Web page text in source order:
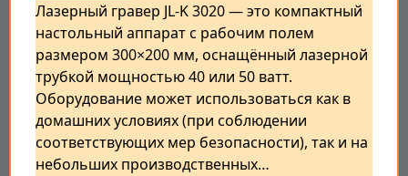
Лазерный гравер JL-K 3020 — это компактный
настольный аппарат с рабочим полем
размером 300×200 мм, оснащённый лазерной
трубкой мощностью 40 или 50 ватт.
Оборудование может использоваться как в
домашних условиях (при соблюдении
соответствующих мер безопасности), так и на
небольших производственных…